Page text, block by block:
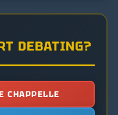
DEBATING?
CHAPPELLE